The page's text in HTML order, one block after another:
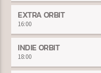
EXTRA ORBIT
16:00
INDIE ORBIT
18:00